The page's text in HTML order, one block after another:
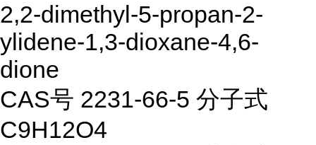
2,2-dimethyl-5-propan-2-
ylidene-1,3-dioxane-4,6-
dione
CAS号 2231-66-5 分子式
C9H12O4